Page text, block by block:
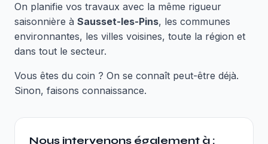
On planifie vos travaux avec la même rigueur
saisonnière à Sausset-les-Pins, les communes
environnantes, les villes voisines, toute la région et
dans tout le secteur.
Vous êtes du coin ? On se connaît peut-être déjà.
Sinon, faisons connaissance.
Nous intervenons également à :